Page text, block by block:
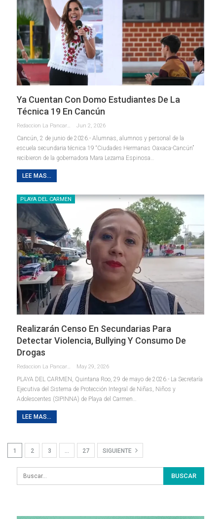
Ya Cuentan Con Domo Estudiantes De La
Técnica 19 En Cancún
Redaccion La Pancarta De Quintana Roo Jun 2, 2026
Cancún, 2 de junio de 2026.- Alumnas, alumnos y personal de la
escuela secundaria técnica 19 “Ciudades Hermanas Oaxaca-Cancún”
recibieron de la gobernadora Mara Lezama Espinosa…
LEE MAS...
PLAYA DEL CARMEN
Realizarán Censo En Secundarias Para
Detectar Violencia, Bullying Y Consumo De
Drogas
Redaccion La Pancarta De Quintana Roo May 29, 2026
PLAYA DEL CARMEN, Quintana Roo, 29 de mayo de 2026.- La Secretaría
Ejecutiva del Sistema de Protección Integral de Niñas, Niños y
Adolescentes (SIPINNA) de Playa del Carmen…
LEE MAS...
1 2 3 … 27 SIGUIENTE